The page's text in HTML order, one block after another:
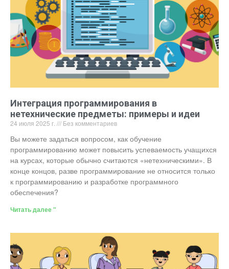
Интеграция программирования в
нетехнические предметы: примеры и идеи
24 июля 2025 г. Без комментариев
Вы можете задаться вопросом, как обучение
программированию может повысить успеваемость учащихся
на курсах, которые обычно считаются «нетехническими». В
конце концов, разве программирование не относится только
к программированию и разработке программного
обеспечения?
Читать далее "